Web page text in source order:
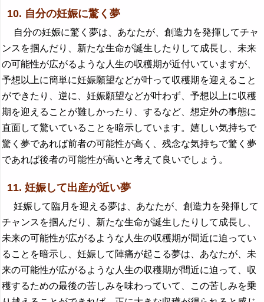
10. 自分の妊娠に驚く夢
自分の妊娠に驚く夢は、あなたが、創造力を発揮してチャ
ンスを掴んだり、新たな生命が誕生したりして成長し、未来
の可能性が広がるような人生の収穫期が近付いていますが、
予想以上に簡単に妊娠願望などが叶って収穫期を迎えること
ができたり、逆に、妊娠願望などが叶わず、予想以上に収穫
期を迎えることが難しかったり、するなど、想定外の事態に
直面して驚いていることを暗示しています。嬉しい気持ちで
驚く夢であれば前者の可能性が高く、残念な気持ちで驚く夢
であれば後者の可能性が高いと考えて良いでしょう。
11. 妊娠して出産が近い夢
妊娠して臨月を迎える夢は、あなたが、創造力を発揮して
チャンスを掴んだり、新たな生命が誕生したりして成長し、
未来の可能性が広がるような人生の収穫期が間近に迫ってい
ることを暗示し、妊娠して陣痛が起こる夢は、あなたが、未
来の可能性が広がるような人生の収穫期が間近に迫って、収
穫するための最後の苦しみを味わっていて、この苦しみを乗